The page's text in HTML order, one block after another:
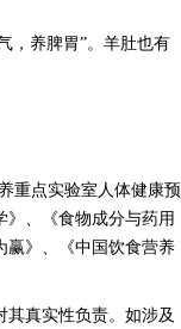
，养脾胃”。羊肚也有
重点实验室人体健康预
、《食物成分与药用
赢》、《中国饮食营养
其真实性负责。如涉及